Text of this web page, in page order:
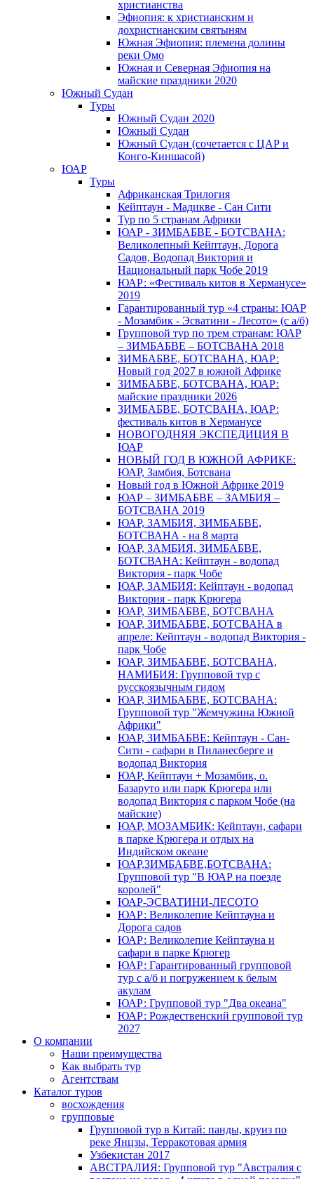
христианства
Эфиопия: к христианским и
дохристианским святыням
Южная Эфиопия: племена долины
реки Омо
Южная и Северная Эфиопия на
майские праздники 2020
Южный Судан
Туры
Южный Cудан 2020
Южный Cудан
Южный Судан (сочетается с ЦАР и
Конго-Киншасой)
ЮАР
Туры
Африканская Трилогия
Кейптаун - Мадикве - Сан Сити
Тур по 5 странам Африки
ЮАР - ЗИМБАБВЕ - БОТСВАНА:
Великолепный Кейптаун, Дорога
Садов, Водопад Виктория и
Национальный парк Чобе 2019
ЮАР: «Фестиваль китов в Херманусе»
2019
Гарантированный тур «4 страны: ЮАР
- Мозамбик - Эсватини - Лесото» (с а/б)
Групповой тур по трем странам: ЮАР
– ЗИМБАБВЕ – БОТСВАНА 2018
ЗИМБАБВЕ, БОТСВАНА, ЮАР:
Новый год 2027 в южной Африке
ЗИМБАБВЕ, БОТСВАНА, ЮАР:
майские праздники 2026
ЗИМБАБВЕ, БОТСВАНА, ЮАР:
фестиваль китов в Херманусе
НОВОГОДНЯЯ ЭКСПЕДИЦИЯ В
ЮАР
НОВЫЙ ГОД В ЮЖНОЙ АФРИКЕ:
ЮАР, Замбия, Ботсвана
Новый год в Южной Африке 2019
ЮАР – ЗИМБАБВЕ – ЗАМБИЯ –
БОТСВАНА 2019
ЮАР, ЗАМБИЯ, ЗИМБАБВЕ,
БОТСВАНА - на 8 марта
ЮАР, ЗАМБИЯ, ЗИМБАБВЕ,
БОТСВАНА: Кейптаун - водопад
Виктория - парк Чобе
ЮАР, ЗАМБИЯ: Кейптаун - водопад
Виктория - парк Крюгера
ЮАР, ЗИМБАБВЕ, БОТСВАНА
ЮАР, ЗИМБАБВЕ, БОТСВАНА в
апреле: Кейптаун - водопад Виктория -
парк Чобе
ЮАР, ЗИМБАБВЕ, БОТСВАНА,
НАМИБИЯ: Групповой тур с
русскоязычным гидом
ЮАР, ЗИМБАБВЕ, БОТСВАНА:
Групповой тур "Жемчужина Южной
Африки"
ЮАР, ЗИМБАБВЕ: Кейптаун - Сан-
Сити - сафари в Пиланесберге и
водопад Виктория
ЮАР, Кейптаун + Мозамбик, о.
Базаруто или парк Крюгера или
водопад Виктория с парком Чобе (на
майские)
ЮАР, МОЗАМБИК: Кейптаун, сафари
в парке Крюгера и отдых на
Индийском океане
ЮАР,ЗИМБАБВЕ,БОТСВАНА:
Групповой тур "В ЮАР на поезде
королей"
ЮАР-ЭСВАТИНИ-ЛЕСОТО
ЮАР: Великолепие Кейптауна и
Дорога садов
ЮАР: Великолепие Кейптауна и
сафари в парке Крюгер
ЮАР: Гарантированный групповой
тур с а/б и погружением к белым
акулам
ЮАР: Групповой тур "Два океана"
ЮАР: Рождественский групповой тур
2027
О компании
Наши преимущества
Как выбрать тур
Агентствам
Каталог туров
восхождения
групповые
Групповой тур в Китай: панды, круиз по
реке Янцзы, Терракотовая армия
Узбекистан 2017
АВСТРАЛИЯ: Групповой тур "Австралия с